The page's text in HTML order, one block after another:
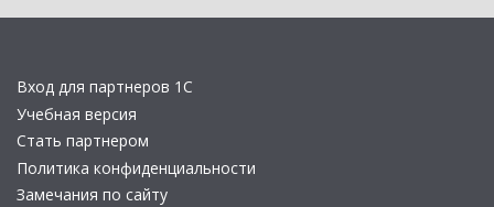
Вход для партнеров 1С
Учебная версия
Стать партнером
Политика конфиденциальности
Замечания по сайту